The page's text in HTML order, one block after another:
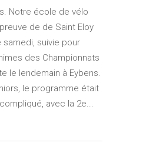
Notre école de vélo
de de Saint Eloy
samedi, suivie pour
des Championnats
le lendemain à Eybens.
le programme était
avec la 2e...